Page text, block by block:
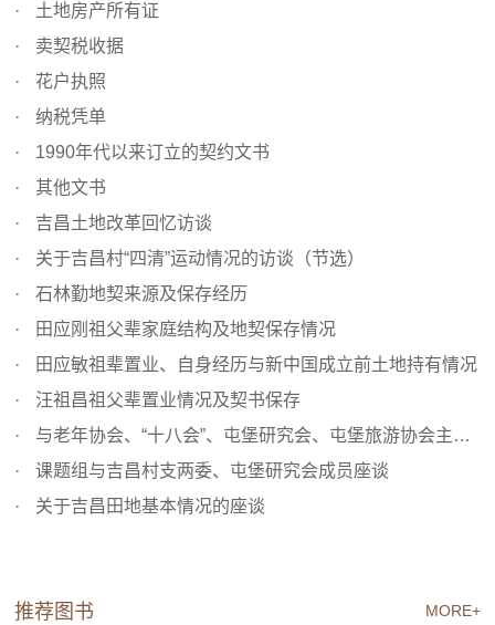
土地房产所有证
卖契税收据
花户执照
纳税凭单
1990年代以来订立的契约文书
其他文书
吉昌土地改革回忆访谈
关于吉昌村“四清”运动情况的访谈（节选）
石林勤地契来源及保存经历
田应刚祖父辈家庭结构及地契保存情况
田应敏祖辈置业、自身经历与新中国成立前土地持有情况
汪祖昌祖父辈置业情况及契书保存
与老年协会、“十八会”、屯堡研究会、屯堡旅游协会主要成...
课题组与吉昌村支两委、屯堡研究会成员座谈
关于吉昌田地基本情况的座谈
MORE+
推荐图书